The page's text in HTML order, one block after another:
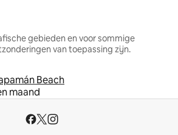
gebieden en voor sommige
van toepassing zijn.
Beach
maand